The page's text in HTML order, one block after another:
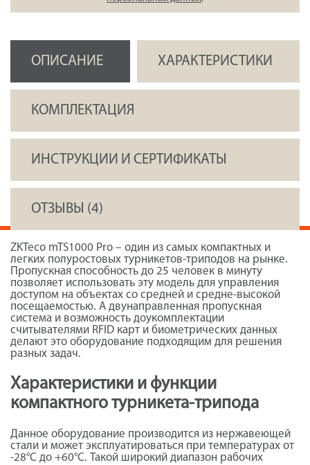
ОПИСАНИЕ ХАРАКТЕРИСТИКИ
КОМПЛЕКТАЦИЯ
ИНСТРУКЦИИ И СЕРТИФИКАТЫ
ОТЗЫВЫ (4)
ZKTeco mTS1000 Pro – один из самых компактных и
легких полуростовых турникетов-триподов на рынке.
Пропускная способность до 25 человек в минуту
позволяет использовать эту модель для управления
доступом на объектах со средней и средне-высокой
посещаемостью. А двунаправленная пропускная
система и возможность доукомплектации
считывателями RFID карт и биометрических данных
делают это оборудование подходящим для решения
разных задач.
Характеристики и функции
компактного турникета-трипода
Данное оборудование производится из нержавеющей
стали и может эксплуатироваться при температурах от
-28°С до +60°С. Такой широкий диапазон рабочих